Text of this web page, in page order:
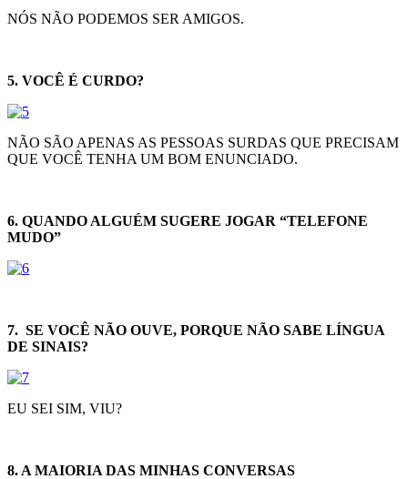
NÓS NÃO PODEMOS SER AMIGOS.
5. VOCÊ É CURDO?
NÃO SÃO APENAS AS PESSOAS SURDAS QUE PRECISAM
QUE VOCÊ TENHA UM BOM ENUNCIADO.
6. QUANDO ALGUÉM SUGERE JOGAR “TELEFONE
MUDO”
7. SE VOCÊ NÃO OUVE, PORQUE NÃO SABE LÍNGUA
DE SINAIS?
EU SEI SIM, VIU?
8. A MAIORIA DAS MINHAS CONVERSAS